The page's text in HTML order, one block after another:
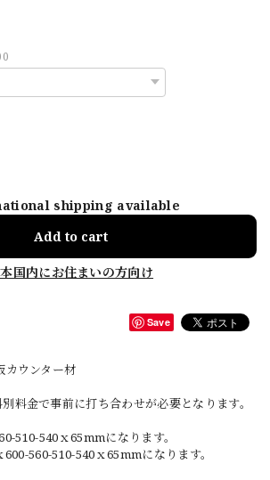
shipping available
Add to cart
国内にお住まいの方向け
Save
カウンター材
料金で事前に打ち合わせが必要となります。
510-540ｘ65mmになります。
560-510-540ｘ65mmになります。